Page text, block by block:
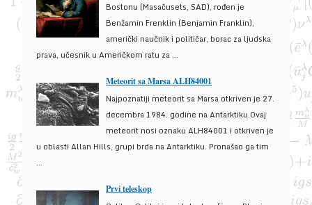
Bostonu (Masačusets, SAD), rođen je
Benžamin Frenklin (Benjamin Franklin),
američki naučnik i političar, borac za ljudska
prava, učesnik u Američkom ratu za ...
Meteorit sa Marsa ALH84001
Najpoznatiji meteorit sa Marsa otkriven je 27.
decembra 1984. godine na Antarktiku.Ovaj
meteorit nosi oznaku ALH84001 i otkriven je
u oblasti Allan Hills, grupi brda na Antarktiku. Pronašao ga tim
...
Prvi teleskop